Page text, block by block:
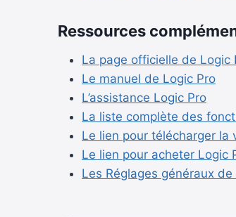
Ressources
La page officielle de Logic
Le manuel de Logic Pro
L’assistance Logic Pro
La liste complète des
Le lien pour télécharger la
Le lien pour acheter Logic
Les Réglages généraux